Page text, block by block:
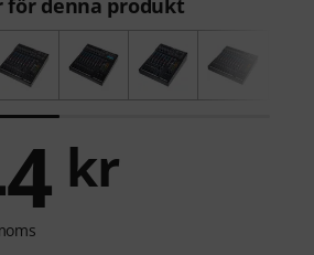
för denna produkt
kr